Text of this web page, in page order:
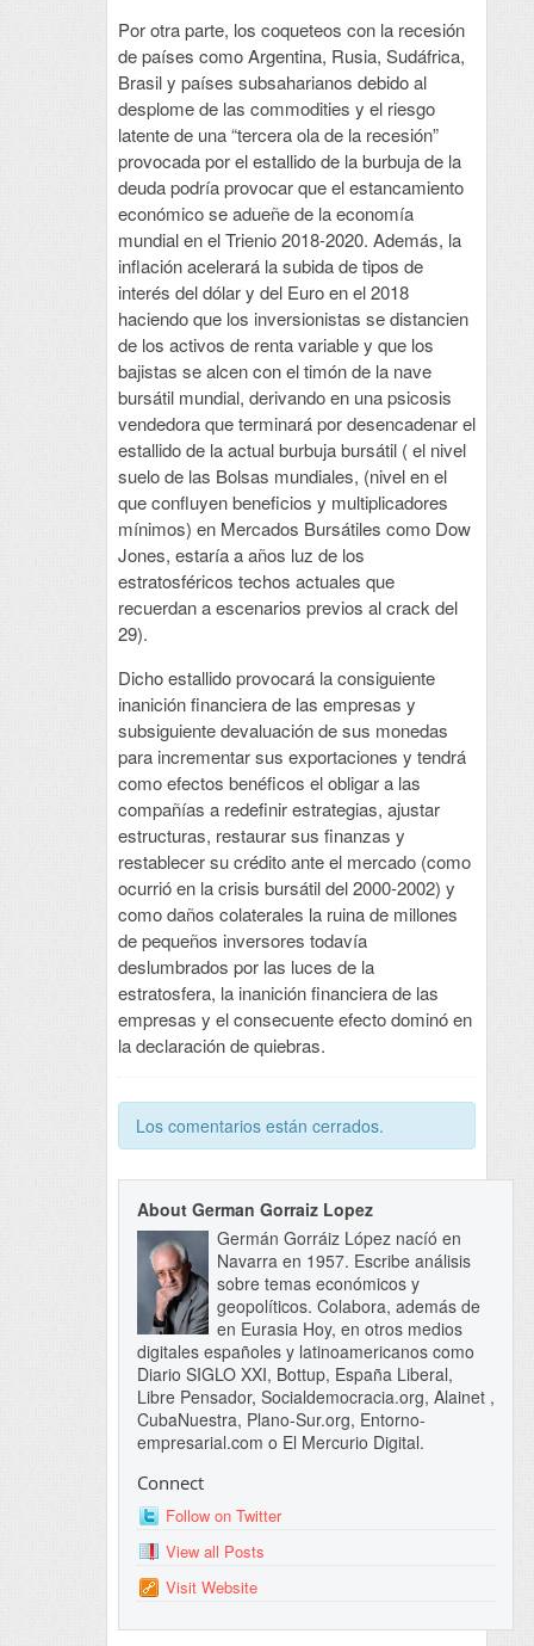
Por otra parte, los coqueteos con la recesión
de países como Argentina, Rusia, Sudáfrica,
Brasil y países subsaharianos debido al
desplome de las commodities y el riesgo
latente de una “tercera ola de la recesión”
provocada por el estallido de la burbuja de la
deuda podría provocar que el estancamiento
económico se adueñe de la economía
mundial en el Trienio 2018-2020. Además, la
inflación acelerará la subida de tipos de
interés del dólar y del Euro en el 2018
haciendo que los inversionistas se distancien
de los activos de renta variable y que los
bajistas se alcen con el timón de la nave
bursátil mundial, derivando en una psicosis
vendedora que terminará por desencadenar el
estallido de la actual burbuja bursátil ( el nivel
suelo de las Bolsas mundiales, (nivel en el
que confluyen beneficios y multiplicadores
mínimos) en Mercados Bursátiles como Dow
Jones, estaría a años luz de los
estratosféricos techos actuales que
recuerdan a escenarios previos al crack del
29).
Dicho estallido provocará la consiguiente
inanición financiera de las empresas y
subsiguiente devaluación de sus monedas
para incrementar sus exportaciones y tendrá
como efectos benéficos el obligar a las
compañías a redefinir estrategias, ajustar
estructuras, restaurar sus finanzas y
restablecer su crédito ante el mercado (como
ocurrió en la crisis bursátil del 2000-2002) y
como daños colaterales la ruina de millones
de pequeños inversores todavía
deslumbrados por las luces de la
estratosfera, la inanición financiera de las
empresas y el consecuente efecto dominó en
la declaración de quiebras.
Los comentarios están cerrados.
About German Gorraiz Lopez
Germán Gorráiz López nacíó en
Navarra en 1957. Escribe análisis
sobre temas económicos y
geopolíticos. Colabora, además de
en Eurasia Hoy, en otros medios
digitales españoles y latinoamericanos como
Diario SIGLO XXI, Bottup, España Liberal,
Libre Pensador, Socialdemocracia.org, Alainet ,
CubaNuestra, Plano-Sur.org, Entorno-
empresarial.com o El Mercurio Digital.
Connect
Follow on Twitter
View all Posts
Visit Website